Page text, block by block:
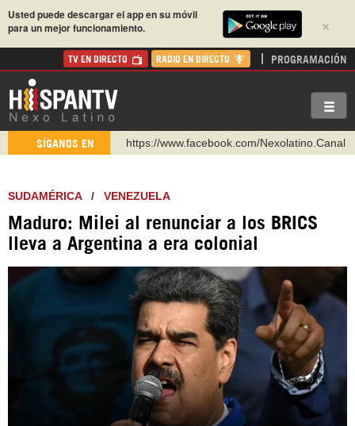
×
Usted puede descargar el app en su móvil
para un mejor funcionamiento.
TV EN DIRECTO RADIO EN DIRECTO PROGRAMACIÓN
SÍGANOS EN
https://www.facebook.com/Nexolatino.Canal
http://twitter.com/nexo_latino
https://t.me/hispantvcanal
https://urmedium.com/c/hispantv
Instagram como: hispan_tv
SUDAMÉRICA/ VENEZUELA
Maduro: Milei al renunciar a los BRICS
lleva a Argentina a era colonial